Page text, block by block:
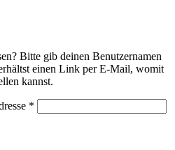
Bitte gib deinen Benutzernamen
einen Link per E-Mail, womit
kannst.
*